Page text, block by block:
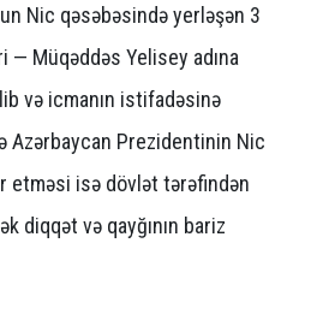
Nic qəsəbəsində yerləşən 3
Müqəddəs Yelisey adına
və icmanın istifadəsinə
Azərbaycan Prezidentinin Nic
etməsi isə dövlət tərəfindən
diqqət və qayğının bariz